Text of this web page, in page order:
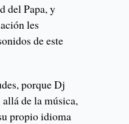
del Papa, y
les
de este
porque Dj
de la música,
propio idioma